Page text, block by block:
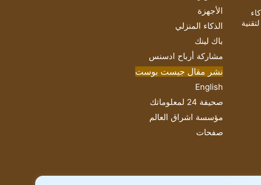
الأجهزة
الذكاء المنزلي
باك لينك
مشاركة أرباح ادسنس
نشر مقال جيست بوست
English
صحيفة 24 لمعلوماتك
مؤسسة اشراق العالم
صفحات